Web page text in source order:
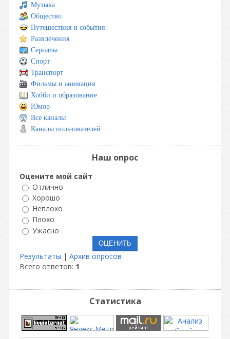
Музыка
Общество
Путешествия и события
Развлечения
Сериалы
Спорт
Транспорт
Фильмы и анимация
Хобби и образование
Юмор
Все каналы
Каналы пользователей
Наш опрос
Оцените мой сайт
Отлично
Хорошо
Неплохо
Плохо
Ужасно
Результаты | Архив опросов
Всего ответов: 1
Статистика